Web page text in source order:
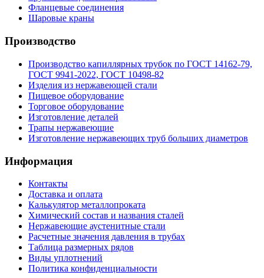
Фланцевые соединения
Шаровые краны
Производство
Производство капиллярных трубок по ГОСТ 14162-79,
ГОСТ 9941-2022, ГОСТ 10498-82
Изделия из нержавеющей стали
Пищевое оборудование
Торговое оборудование
Изготовление деталей
Трапы нержавеющие
Изготовление нержавеющих труб больших диаметров
Информация
Контакты
Доставка и оплата
Калькулятор металлопроката
Химический состав и названия сталей
Нержавеющие аустенитные стали
Расчетные значения давления в трубах
Таблица размерных рядов
Виды уплотнений
Политика конфиденциальности